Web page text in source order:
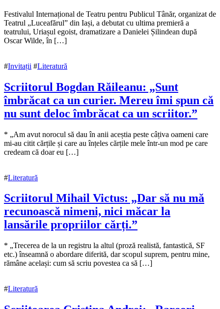
30
noiembrie
20226
decembrie
Festivalul Internațional de Teatru pentru Publicul Tânăr, organizat de
Teatrul „Luceafărul” din Iași, a debutat cu ultima premieră a
teatrului, Uriașul egoist, dramatizare a Danielei Șilindean după
Oscar Wilde, în […]
#Invitații #Literatură
Scriitorul Bogdan Răileanu: „Sunt
îmbrăcat ca un curier. Mereu îmi spun că
nu sunt deloc îmbrăcat ca un scriitor.”
24
noiembrie
20226
* „Am avut norocul să dau în anii aceștia peste câțiva oameni care
mi-au citit cărțile și care au înțeles cărțile mele într-un mod pe care
credeam că doar eu […]
#Literatură
Scriitorul Mihail Victus: „Dar să nu mă
recunoască nimeni, nici măcar la
lansările propriilor cărți.”
24
noiembrie
20226
* „Trecerea de la un registru la altul (proză realistă, fantastică, SF
etc.) înseamnă o abordare diferită, dar scopul suprem, pentru mine,
rămâne același: cum să scriu povestea ca să […]
#Literatură